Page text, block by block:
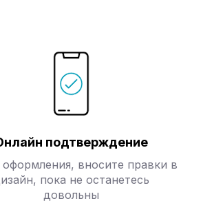
подтверждение
вносите правки в
пока не останетесь
довольны